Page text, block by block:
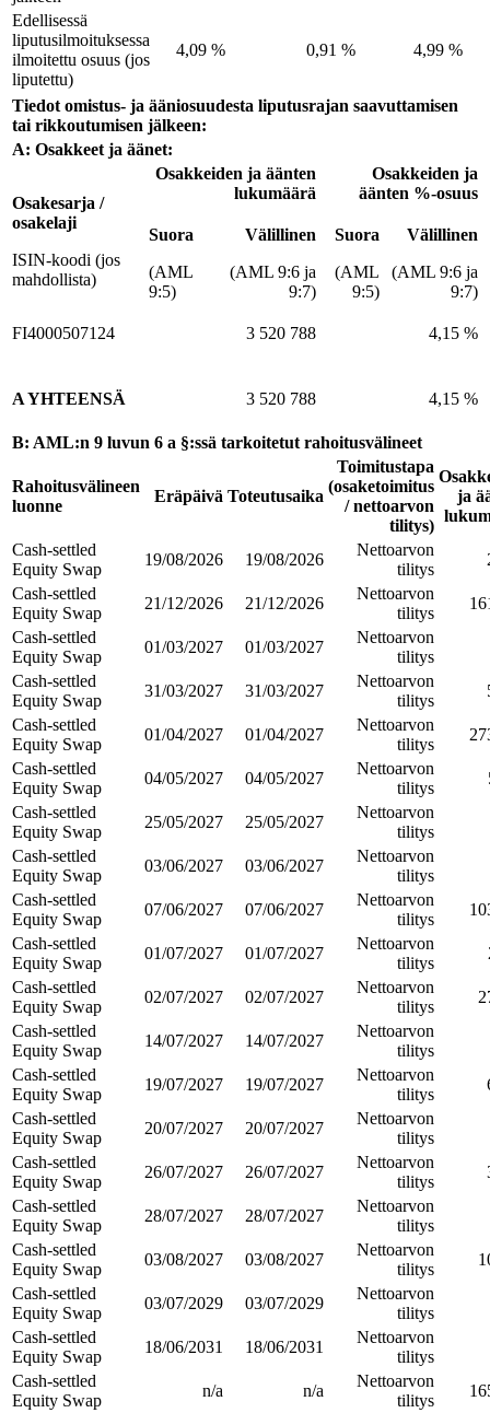
Edellisessä
liputusilmoituksessa
ilmoitettu osuus (jos
liputettu)
4,09 % 0,91 % 4,99 %
Tiedot omistus- ja ääniosuudesta liputusrajan saavuttamisen
tai rikkoutumisen jälkeen:
A: Osakkeet ja äänet:
Osakesarja /
osakelaji
ISIN-koodi (jos
mahdollista)
Osakkeiden ja äänten
lukumäärä
Osakkeiden ja
äänten %-osuus
Suora
(AML
9:5)
Välillinen
(AML 9:6 ja
9:7)
Suora
(AML
9:5)
Välillinen
(AML 9:6 ja
9:7)
FI4000507124 3 520 788 4,15 %
A YHTEENSÄ 3 520 788 4,15 %
B: AML:n 9 luvun 6 a §:ssä tarkoitetut rahoitusvälineet
Rahoitusvälineen
luonne
Eräpäivä Toteutusaika
Toimitustapa
(osaketoimitus
/ nettoarvon
tilitys)
ja
Cash-settled
Equity Swap
19/08/2026 19/08/2026
Nettoarvon
tilitys
Cash-settled
Equity Swap
21/12/2026 21/12/2026
Nettoarvon
tilitys
Cash-settled
Equity Swap
01/03/2027 01/03/2027
Nettoarvon
tilitys
Cash-settled
Equity Swap
31/03/2027 31/03/2027
Nettoarvon
tilitys
Cash-settled
Equity Swap
01/04/2027 01/04/2027
Nettoarvon
tilitys
Cash-settled
Equity Swap
04/05/2027 04/05/2027
Nettoarvon
tilitys
Cash-settled
Equity Swap
25/05/2027 25/05/2027
Nettoarvon
tilitys
Cash-settled
Equity Swap
03/06/2027 03/06/2027
Nettoarvon
tilitys
Cash-settled
Equity Swap
07/06/2027 07/06/2027
Nettoarvon
tilitys
Cash-settled
Equity Swap
01/07/2027 01/07/2027
Nettoarvon
tilitys
Cash-settled
Equity Swap
02/07/2027 02/07/2027
Nettoarvon
tilitys
Cash-settled
Equity Swap
14/07/2027 14/07/2027
Nettoarvon
tilitys
Cash-settled
Equity Swap
19/07/2027 19/07/2027
Nettoarvon
tilitys
Cash-settled
Equity Swap
20/07/2027 20/07/2027
Nettoarvon
tilitys
Cash-settled
Equity Swap
26/07/2027 26/07/2027
Nettoarvon
tilitys
Cash-settled
Equity Swap
28/07/2027 28/07/2027
Nettoarvon
tilitys
Cash-settled
Equity Swap
03/08/2027 03/08/2027
Nettoarvon
tilitys
Cash-settled
Equity Swap
03/07/2029 03/07/2029
Nettoarvon
tilitys
Cash-settled
Equity Swap
18/06/2031 18/06/2031
Nettoarvon
tilitys
Cash-settled
Equity Swap
n/a n/a
Nettoarvon
tilitys